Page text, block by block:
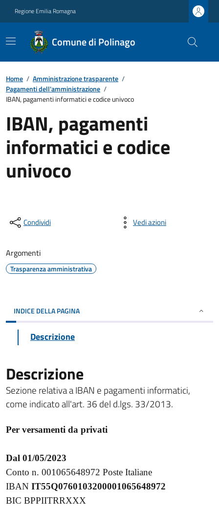
Regione Emilia Romagna
Comune di Polinago
Home / Amministrazione trasparente /
Pagamenti dell'amministrazione /
IBAN, pagamenti informatici e codice univoco
IBAN, pagamenti
informatici e codice
univoco
Condividi Vedi azioni
Argomenti
Trasparenza amministrativa
INDICE DELLA PAGINA
Descrizione
Descrizione
Sezione relativa a IBAN e pagamenti informatici,
come indicato all'art. 36 del d.lgs. 33/2013.
Per versamenti da privati
Dal 01/05/2023
Conto n. 001065648972 Poste Italiane
IBAN IT55Q0760103200001065648972
BIC BPPIITRRXXX